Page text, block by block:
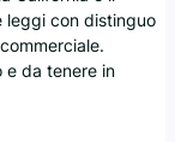
leggi con distinguo
e da tenere in